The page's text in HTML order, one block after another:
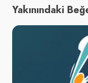
Yakınındaki